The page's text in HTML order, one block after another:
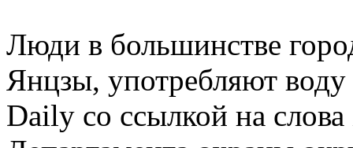
Люди в большинстве
Янцзы, употребляют
Daily со ссылкой на